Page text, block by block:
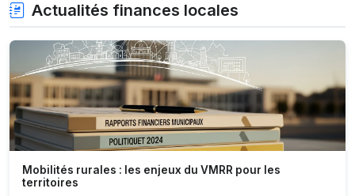
Actualités finances locales
Mobilités rurales : les enjeux du VMRR pour les
territoires